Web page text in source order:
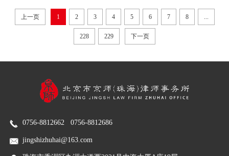
上一页 1 2 3 4 5 6 7 8 ...
228 229 下一页
0756-8812662 0756-8812686
jingshizhuhai@163.com